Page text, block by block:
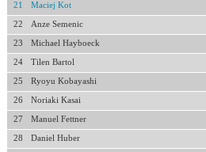
21 Maciej Kot
22 Anze Semenic
23 Michael Hayboeck
24 Tilen Bartol
25 Ryoyu Kobayashi
26 Noriaki Kasai
27 Manuel Fettner
28 Daniel Huber